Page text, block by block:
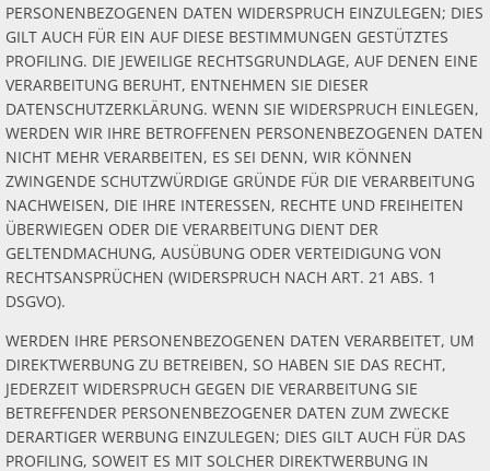
PERSONENBEZOGENEN DATEN WIDERSPRUCH EINZULEGEN; DIES
GILT AUCH FÜR EIN AUF DIESE BESTIMMUNGEN GESTÜTZTES
PROFILING. DIE JEWEILIGE RECHTSGRUNDLAGE, AUF DENEN EINE
VERARBEITUNG BERUHT, ENTNEHMEN SIE DIESER
DATENSCHUTZERKLÄRUNG. WENN SIE WIDERSPRUCH EINLEGEN,
WERDEN WIR IHRE BETROFFENEN PERSONENBEZOGENEN DATEN
NICHT MEHR VERARBEITEN, ES SEI DENN, WIR KÖNNEN
ZWINGENDE SCHUTZWÜRDIGE GRÜNDE FÜR DIE VERARBEITUNG
NACHWEISEN, DIE IHRE INTERESSEN, RECHTE UND FREIHEITEN
ÜBERWIEGEN ODER DIE VERARBEITUNG DIENT DER
GELTENDMACHUNG, AUSÜBUNG ODER VERTEIDIGUNG VON
RECHTSANSPRÜCHEN (WIDERSPRUCH NACH ART. 21 ABS. 1
DSGVO).
WERDEN IHRE PERSONENBEZOGENEN DATEN VERARBEITET, UM
DIREKTWERBUNG ZU BETREIBEN, SO HABEN SIE DAS RECHT,
JEDERZEIT WIDERSPRUCH GEGEN DIE VERARBEITUNG SIE
BETREFFENDER PERSONENBEZOGENER DATEN ZUM ZWECKE
DERARTIGER WERBUNG EINZULEGEN; DIES GILT AUCH FÜR DAS
PROFILING, SOWEIT ES MIT SOLCHER DIREKTWERBUNG IN